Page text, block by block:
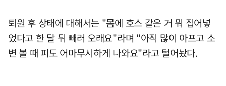
퇴원 후 상태에 대해서는 "몸에 호스 같은 거 뭐 집어넣
었다고 한 달 뒤 빼러 오래요"라며 "아직 많이 아프고 소
변 볼 때 피도 어마무시하게 나와요"라고 털어놨다.